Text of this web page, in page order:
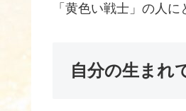
「黄色い戦士」の人
自分の生ま